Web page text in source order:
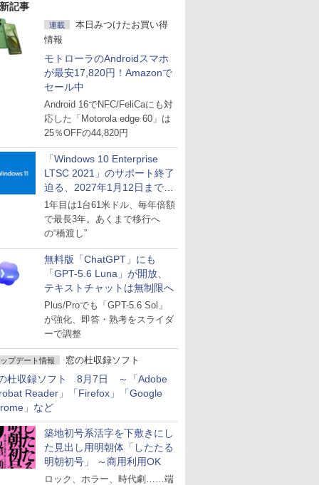
記事
連載
本日みつけたお買い得
情報
モトローラのAndroidスマホ
が最安17,820円！Amazonで
セール中
Android 16でNFC/FeliCaにも対
応した「Motorola edge 60」は
25％OFFの44,820円
「Windows 10 Enterprise
LTSC 2021」のサポート終了
迫る、2027年1月12日まで
～ESUは9月1日から販売
1年目は1台61米ドル、毎年倍額
で最長3年。あくまで移行へ
の“橋渡し”
無料版「ChatGPT」にも
「GPT-5.6 Luna」が開放、
テキストチャットは無制限へ
Plus/Proでも「GPT-5.6 Sol」
が強化、即答・熟考をスライダ
ーで調整
プデート情報 窓の杜収録ソフト
杜収録ソフト 8月7日 ～「Adobe
Reader」「Firefox」「Google
」など
築地初号系活字を下敷きにし
た見出し用明朝体「したたる
明朝初号」 ～商用利用OK
ロック、ホラー、時代劇……端